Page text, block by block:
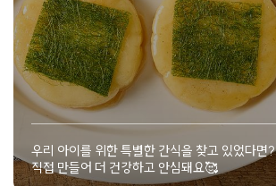
우리 아이를 위한 특별한 간식을 찾고 있었다면?
직접 만들어 더 건강하고 안심돼요🥰